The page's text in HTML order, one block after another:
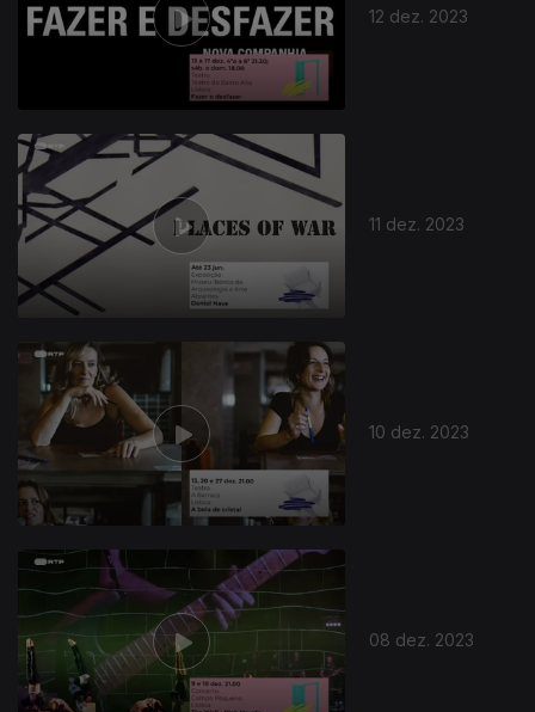
12 dez. 2023
11 dez. 2023
10 dez. 2023
08 dez. 2023